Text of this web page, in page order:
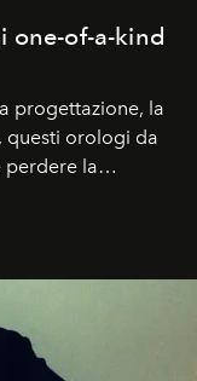
one-of-a-kind
progettazione, la
questi orologi da
perdere la
così